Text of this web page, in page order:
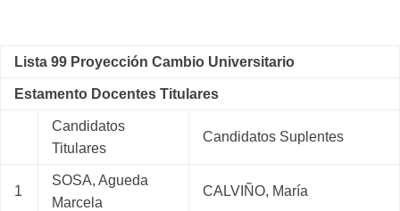
Lista 99 Proyección Cambio Universitario
Estamento Docentes Titulares
Candidatos
Titulares
Candidatos Suplentes
1
SOSA, Agueda
Marcela
CALVIÑO, María